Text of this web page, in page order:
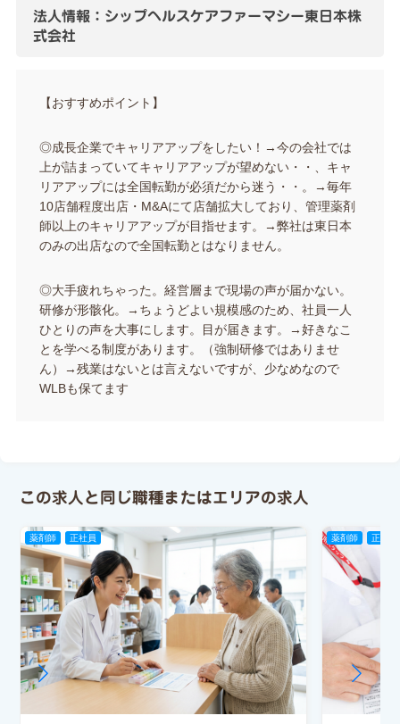
法人情報：シップヘルスケアファーマシー東日本株
式会社
【おすすめポイント】
◎成長企業でキャリアアップをしたい！→今の会社では
上が詰まっていてキャリアアップが望めない・・、キャ
リアアップには全国転勤が必須だから迷う・・。→毎年
10店舗程度出店・M&Aにて店舗拡大しており、管理薬剤
師以上のキャリアアップが目指せます。→弊社は東日本
のみの出店なので全国転勤とはなりません。
◎大手疲れちゃった。経営層まで現場の声が届かない。
研修が形骸化。→ちょうどよい規模感のため、社員一人
ひとりの声を大事にします。目が届きます。→好きなこ
とを学べる制度があります。（強制研修ではありませ
ん）→残業はないとは言えないですが、少なめなので
WLBも保てます
この求人と同じ職種またはエリアの求人
薬剤師 正社員 薬剤師 正社員